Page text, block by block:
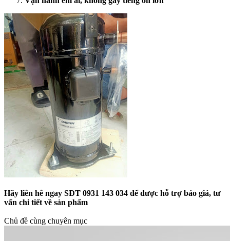
Hãy liên hê ngay SĐT 0931 143 034 để được hỗ trợ báo giá, tư
vấn chi tiết về sản phẩm
Chủ đề cùng chuyên mục